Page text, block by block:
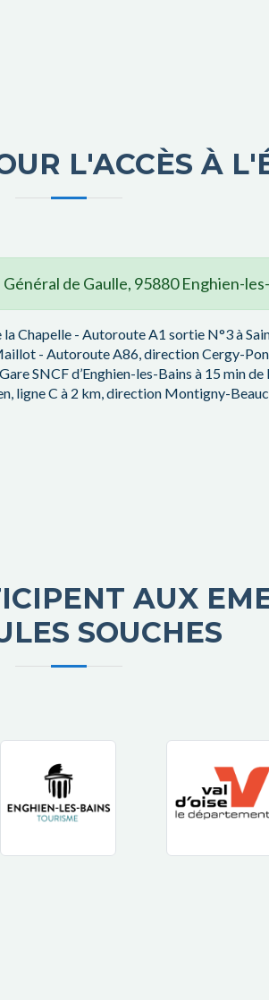
L'ACCÈS À
de Gaulle, 95880 Enghien-
Chapelle - Autoroute A1 sortie N°3 à
- Autoroute A86, direction Cergy-
Gare SNCF d’Enghien-les-Bains à 15 min
ligne C à 2 km, direction Montigny-
AUX
SOUCHES